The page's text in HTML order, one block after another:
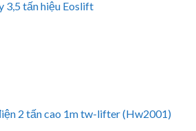
3,5 tấn hiệu Eoslift
2 tấn cao 1m tw-lifter (Hw2001)